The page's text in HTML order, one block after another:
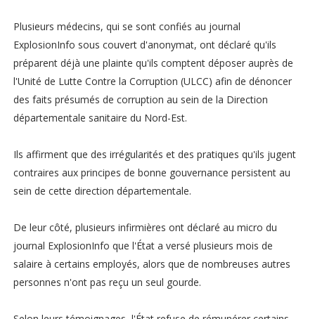
Plusieurs médecins, qui se sont confiés au journal
ExplosionInfo sous couvert d'anonymat, ont déclaré qu'ils
préparent déjà une plainte qu'ils comptent déposer auprès de
l'Unité de Lutte Contre la Corruption (ULCC) afin de dénoncer
des faits présumés de corruption au sein de la Direction
départementale sanitaire du Nord-Est.
Ils affirment que des irrégularités et des pratiques qu'ils jugent
contraires aux principes de bonne gouvernance persistent au
sein de cette direction départementale.
De leur côté, plusieurs infirmières ont déclaré au micro du
journal ExplosionInfo que l'État a versé plusieurs mois de
salaire à certains employés, alors que de nombreuses autres
personnes n'ont pas reçu un seul gourde.